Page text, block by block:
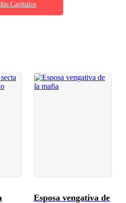
Capítulos
Esposa vengativa de